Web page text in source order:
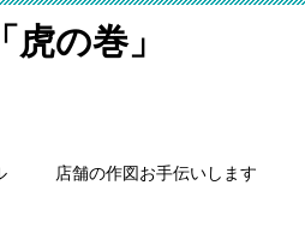
の巻」
店舗の作図お手伝いします